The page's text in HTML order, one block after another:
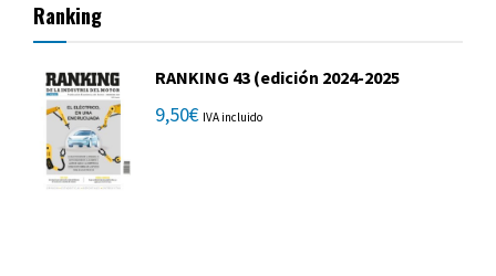
Ranking
RANKING 43 (edición 2024-2025
9,50€ IVA incluido